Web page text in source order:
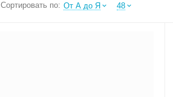
Сортировать по: От А до Я 48